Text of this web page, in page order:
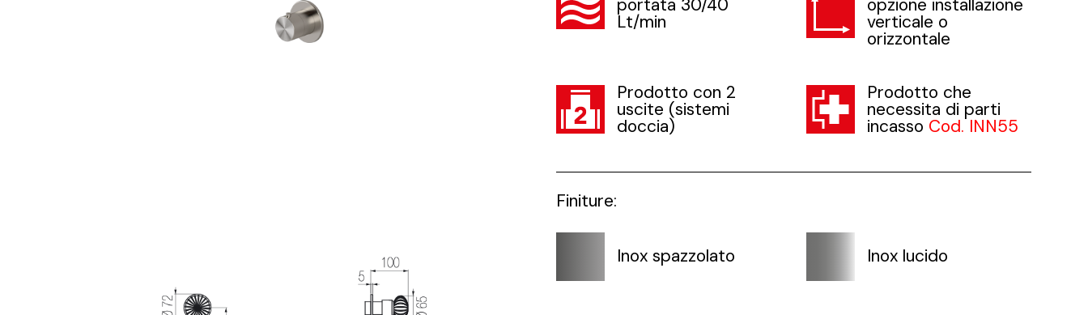
portata 30/40
Lt/min
opzione installazione
verticale o
orizzontale
Prodotto con 2
uscite (sistemi
doccia)
Prodotto che
necessita di parti
incasso Cod. INN55
Finiture:
Inox spazzolato Inox lucido